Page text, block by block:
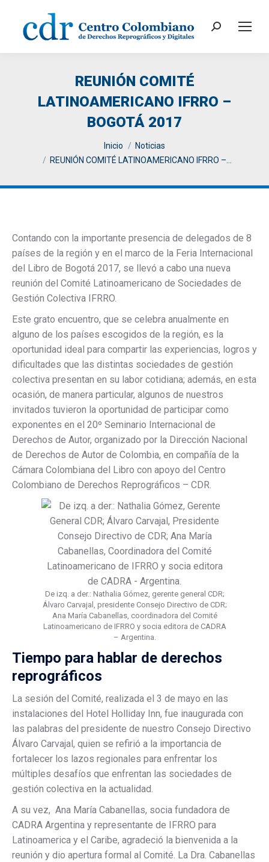
Search:
REUNIÓN COMITÉ
LATINOAMERICANO IFRRO –
BOGOTÁ 2017
Inicio
Noticias
REUNIÓN COMITÉ LATINOAMERICANO IFRRO –…
Contando con la importante presencia de delegados de 8
países de la región y en el marco de la Feria Internacional
del Libro de Bogotá 2017, se llevó a cabo una nueva
reunión del Comité Latinoamericano de Sociedades de
Gestión Colectiva IFRRO.
Este grato encuentro, que se celebra anualmente en
alguno de los países escogidos de la región, es la
oportunidad ideal para compartir las experiencias, logros y
dificultades que las distintas sociedades de gestión
colectiva presentan en su labor cotidiana; además, en esta
ocasión, de manera particular, algunos de nuestros
invitados tuvieron la oportunidad de participar como
exponentes en el 20º Seminario Internacional de
Derechos de Autor, organizado por la Dirección Nacional
de Derechos de Autor de Colombia, en compañía de la
Cámara Colombiana del Libro con apoyo del Centro
Colombiano de Derechos Reprográficos – CDR.
De izq. a der.: Nathalia Gómez, gerente general CDR;
Álvaro Carvajal, presidente Consejo Directivo de CDR;
Ana María Cabanellas, coordinadora del Comité
Latinoamericano de IFRRO y socia editora de CADRA
– Argentina.
Tiempo para hablar de derechos
reprográficos
La sesión del Comité, realizada el 3 de mayo en las
instalaciones del Hotel Holliday Inn, fue inaugurada con
las palabras del presidente de nuestro Consejo Directivo
Álvaro Carvajal, quien se refirió a la importancia de
fortalecer los lazos regionales para enfrentar los
múltiples desafíos que enfrentan las sociedades de
gestión colectiva en la actualidad.
A su vez, Ana María Cabanellas, socia fundadora de
CADRA Argentina y representante de IFRRO para
Latinoamerica y el Caribe, agradeció la bienvenida a la
reunión y dio apertura formal al Comité. La Dra. Cabanellas